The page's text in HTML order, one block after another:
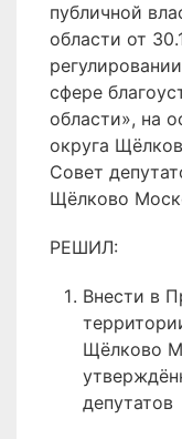
публичной
области от
сфере
области», на
округа
Совет
Щёлково
РЕШИЛ:
Внести в
Щёлково
депутатов